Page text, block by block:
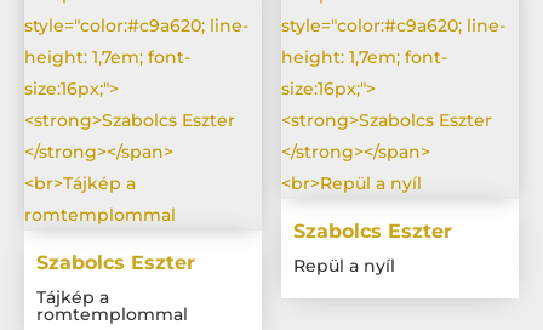
Szabolcs Eszter
Tájkép a
romtemplommal
Szabolcs Eszter
Repül a nyíl